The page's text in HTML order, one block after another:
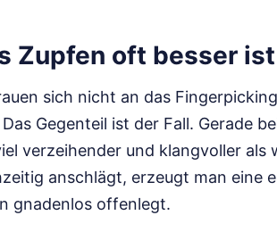
Zupfen oft besser
sich nicht an das
Gegenteil ist der Fall. Gerade
verzeihender und klangvoller als
anschlägt, erzeugt man eine
gnadenlos offenlegt.